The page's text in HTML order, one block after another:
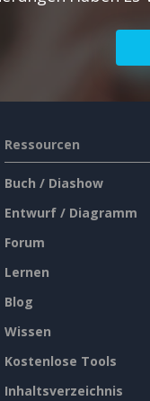
Ressourcen
Buch / Diashow
Entwurf / Diagramm
Forum
Lernen
Blog
Wissen
Kostenlose Tools
Inhaltsverzeichnis